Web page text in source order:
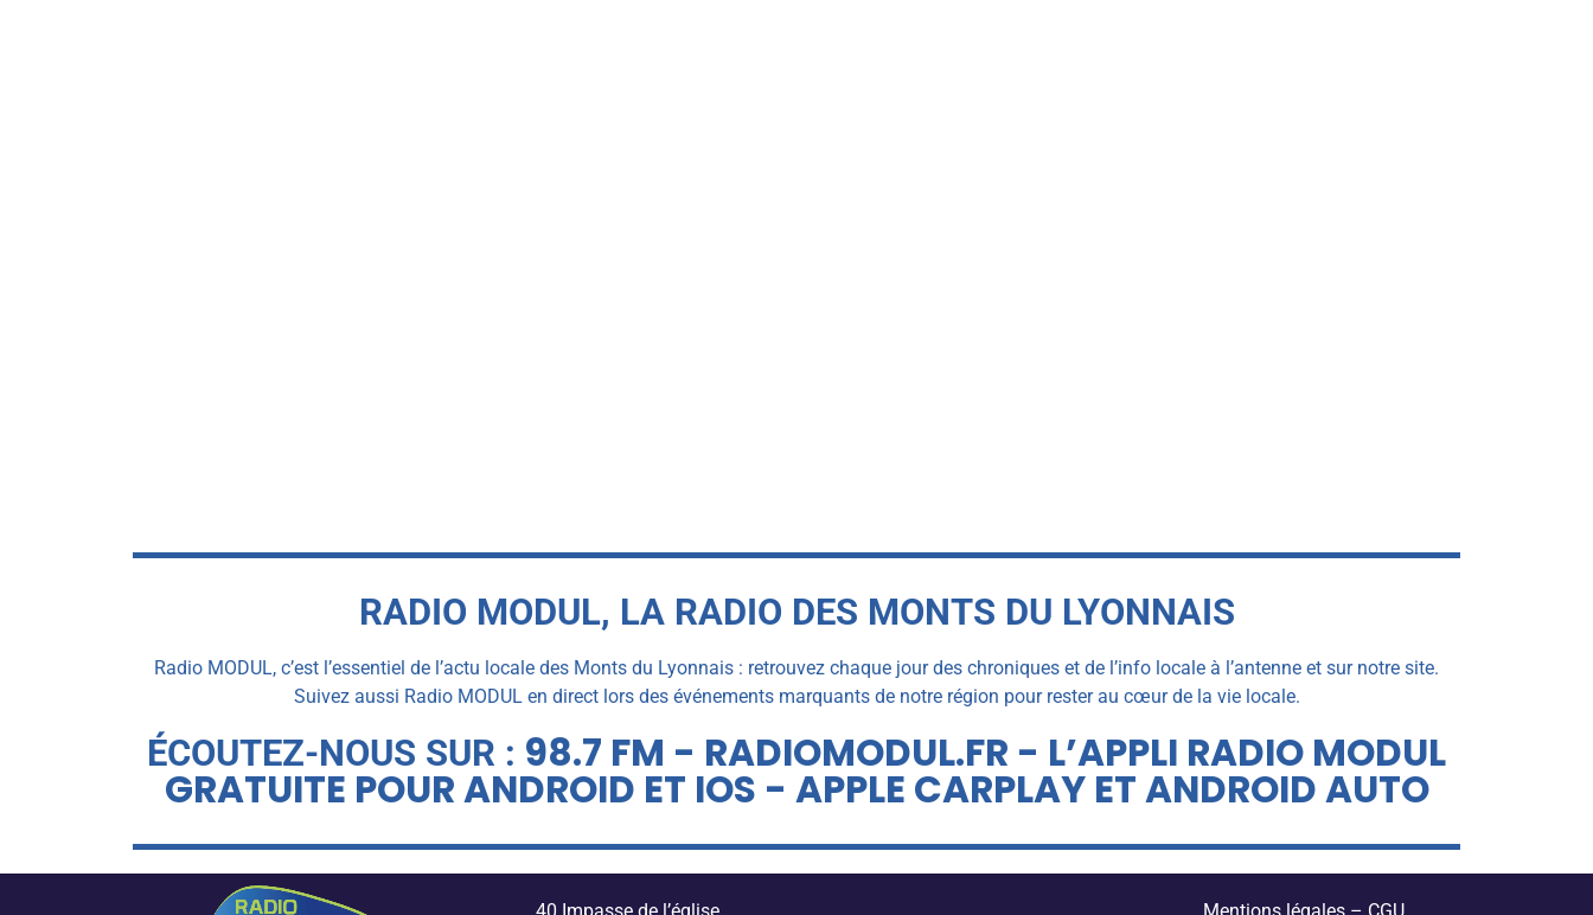
RADIO MODUL, LA RADIO DES MONTS DU LYONNAIS
Radio MODUL, c’est l’essentiel de l’actu locale des Monts du Lyonnais : retrouvez chaque jour des chroniques et de l’info locale à l’antenne et sur notre site.
Suivez aussi Radio MODUL en direct lors des événements marquants de notre région pour rester au cœur de la vie locale.
ÉCOUTEZ-NOUS SUR : 98.7 FM - RADIOMODUL.FR - L’APPLI RADIO MODUL
GRATUITE POUR ANDROID ET IOS - APPLE CARPLAY ET ANDROID AUTO
40 Impasse de l’église Mentions légales– CGU